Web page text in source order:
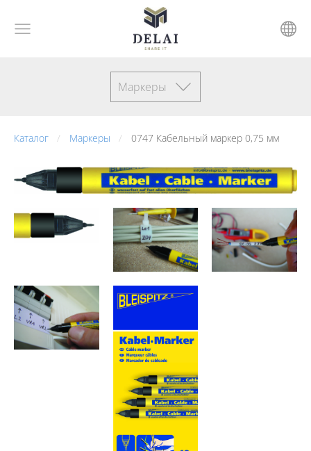
Маркеры
Каталог Маркеры 0747 Кабельный маркер 0,75 мм